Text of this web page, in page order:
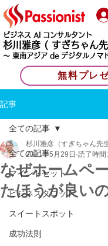
ビジネス AI コンサルタント
杉川雅彦 ( すぎちゃん先
〜 東南アジア de デジタルノマ
無料プレ
記事
全ての記事
マインドセット
ビジネスタロット
スイートスポット
成功法則
全ての記事
なぜホームペ
たほうが良い
杉川雅彦（すぎちゃん先生
2021年5月29日 読了時間